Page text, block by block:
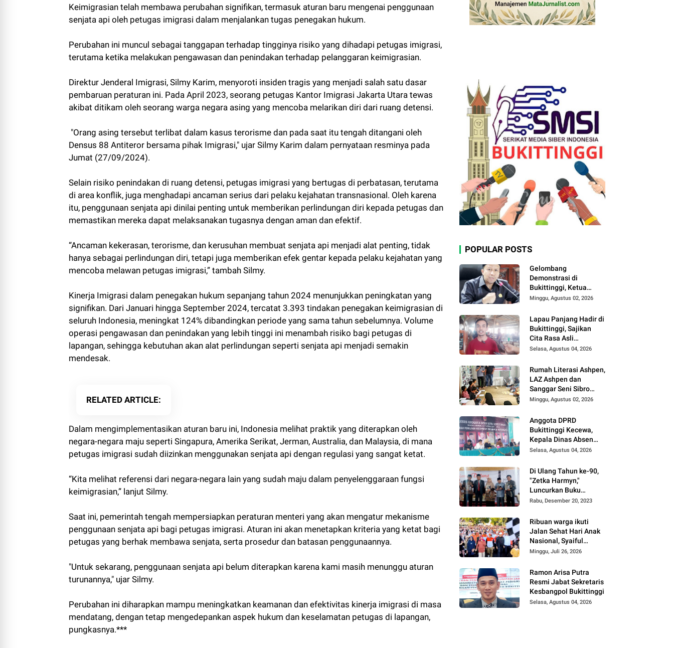
Keimigrasian telah membawa perubahan signifikan, termasuk aturan baru mengenai penggunaan
senjata api oleh petugas imigrasi dalam menjalankan tugas penegakan hukum.
Perubahan ini muncul sebagai tanggapan terhadap tingginya risiko yang dihadapi petugas imigrasi,
terutama ketika melakukan pengawasan dan penindakan terhadap pelanggaran keimigrasian.
Direktur Jenderal Imigrasi, Silmy Karim, menyoroti insiden tragis yang menjadi salah satu dasar
pembaruan peraturan ini. Pada April 2023, seorang petugas Kantor Imigrasi Jakarta Utara tewas
akibat ditikam oleh seorang warga negara asing yang mencoba melarikan diri dari ruang detensi.
"Orang asing tersebut terlibat dalam kasus terorisme dan pada saat itu tengah ditangani oleh
Densus 88 Antiteror bersama pihak Imigrasi," ujar Silmy Karim dalam pernyataan resminya pada
Jumat (27/09/2024).
Selain risiko penindakan di ruang detensi, petugas imigrasi yang bertugas di perbatasan, terutama
di area konflik, juga menghadapi ancaman serius dari pelaku kejahatan transnasional. Oleh karena
itu, penggunaan senjata api dinilai penting untuk memberikan perlindungan diri kepada petugas dan
memastikan mereka dapat melaksanakan tugasnya dengan aman dan efektif.
“Ancaman kekerasan, terorisme, dan kerusuhan membuat senjata api menjadi alat penting, tidak
hanya sebagai perlindungan diri, tetapi juga memberikan efek gentar kepada pelaku kejahatan yang
mencoba melawan petugas imigrasi,” tambah Silmy.
Kinerja Imigrasi dalam penegakan hukum sepanjang tahun 2024 menunjukkan peningkatan yang
signifikan. Dari Januari hingga September 2024, tercatat 3.393 tindakan penegakan keimigrasian di
seluruh Indonesia, meningkat 124% dibandingkan periode yang sama tahun sebelumnya. Volume
operasi pengawasan dan penindakan yang lebih tinggi ini menambah risiko bagi petugas di
lapangan, sehingga kebutuhan akan alat perlindungan seperti senjata api menjadi semakin
mendesak.
RELATED ARTICLE
Dalam mengimplementasikan aturan baru ini, Indonesia melihat praktik yang diterapkan oleh
negara-negara maju seperti Singapura, Amerika Serikat, Jerman, Australia, dan Malaysia, di mana
petugas imigrasi sudah diizinkan menggunakan senjata api dengan regulasi yang sangat ketat.
“Kita melihat referensi dari negara-negara lain yang sudah maju dalam penyelenggaraan fungsi
keimigrasian,” lanjut Silmy.
Saat ini, pemerintah tengah mempersiapkan peraturan menteri yang akan mengatur mekanisme
penggunaan senjata api bagi petugas imigrasi. Aturan ini akan menetapkan kriteria yang ketat bagi
petugas yang berhak membawa senjata, serta prosedur dan batasan penggunaannya.
"Untuk sekarang, penggunaan senjata api belum diterapkan karena kami masih menunggu aturan
turunannya," ujar Silmy.
Perubahan ini diharapkan mampu meningkatkan keamanan dan efektivitas kinerja imigrasi di masa
mendatang, dengan tetap mengedepankan aspek hukum dan keselamatan petugas di lapangan,
pungkasnya.***
POPULAR POSTS
Gelombang
Demonstrasi di
Bukittinggi, Ketua
DPRD Ajak Semua
Kondusivitas.
Minggu, Agustus 02, 2026
Lapau Panjang Hadir di
Bukittinggi, Sajikan
Cita Rasa Asli
Minangkabau dengan
Selasa, Agustus 04, 2026
Rumah Literasi Ashpen,
LAZ Ashpen dan
Sanggar Seni Sibro
Hadirkan Bimbel
Anak-anak
Minggu, Agustus 02, 2026
Anggota DPRD
Bukittinggi Kecewa,
Kepala Dinas Absen
pada Reses Masa
2025/ 2026.
Selasa, Agustus 04, 2026
Di Ulang Tahun ke-90,
"Zetka Harmyn,"
Luncurkan Buku
Biografi, Jejak Langkah
5 Benua.
Rabu, Desember 20, 2023
Ribuan warga ikuti
Jalan Sehat Hari Anak
Nasional, Syaiful
Effendi: Soroti
Ancaman Gadget
Minggu, Juli 26, 2026
Ramon Arisa Putra
Resmi Jabat Sekretaris
Kesbangpol Bukittinggi
Selasa, Agustus 04, 2026